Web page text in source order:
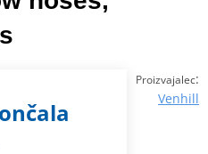
Proizvajalec:
Venhill